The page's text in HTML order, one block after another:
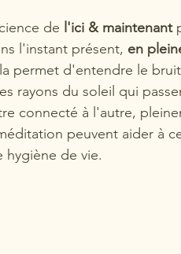
de l'ici & maintenant
l'instant présent, en
permet d'entendre le
rayons du soleil qui
connecté à l'autre,
peuvent aider à
hygiène de vie.